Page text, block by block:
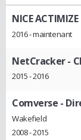
NICE ACTIMIZE
2016 - maintenant
NetCracker-
2015 - 2016
Comverse -
Wakefield
2008 - 2015